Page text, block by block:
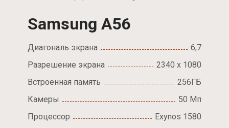
Samsung A56
Диагональ экрана
6,7
Разрешение экрана
2340 x 1080
Встроенная память
256ГБ
Камеры
50 Мп
Процессор
Exynos 1580